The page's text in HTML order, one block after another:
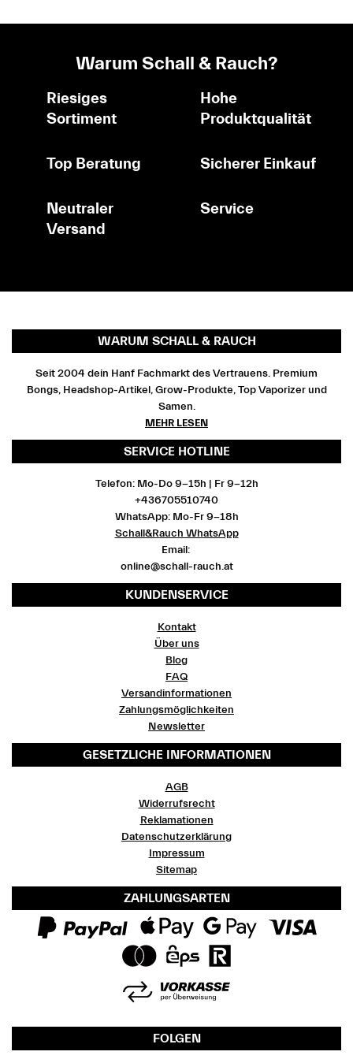
Warum Schall & Rauch?
Riesiges
Sortiment
Hohe
Produktqualität
Top Beratung Sicherer Einkauf
Neutraler
Versand
Service
WARUM SCHALL & RAUCH
Seit 2004 dein Hanf Fachmarkt des Vertrauens. Premium
Bongs, Headshop-Artikel, Grow-Produkte, Top Vaporizer und
Samen.
MEHR LESEN
SERVICE HOTLINE
Telefon: Mo-Do 9-15h | Fr 9-12h
+436705510740
WhatsApp: Mo-Fr 9-18h
Schall&Rauch WhatsApp
Email:
online@schall-rauch.at
KUNDENSERVICE
Kontakt
Über uns
Blog
FAQ
Versandinformationen
Zahlungsmöglichkeiten
Newsletter
GESETZLICHE INFORMATIONEN
AGB
Widerrufsrecht
Reklamationen
Datenschutzerklärung
Impressum
Sitemap
ZAHLUNGSARTEN
FOLGEN